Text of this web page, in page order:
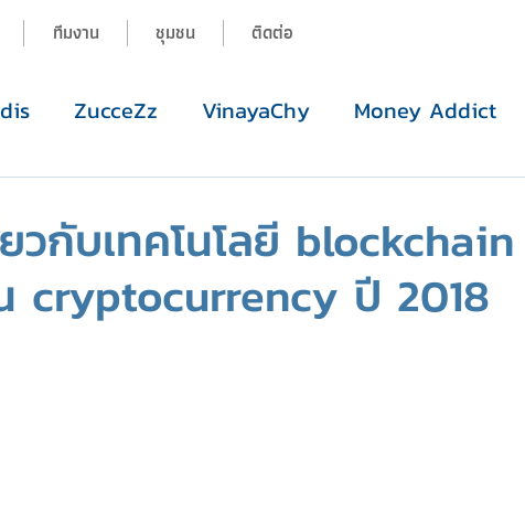
ทีมงาน ชุมชน ติดต่อ
ZucceZz VinayaChy Money Addict
วกับเทคโนโลยี blockchain
cryptocurrency ปี 2018